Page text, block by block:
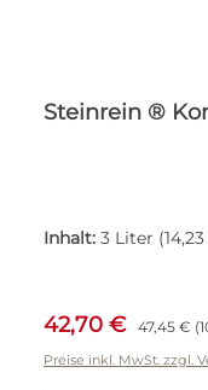
Steinrein ®
Inhalt: 3 Liter
Verkaufspreis:
42,70 € Regulärer
47,45 €
Preise inkl. MwSt. zzgl.